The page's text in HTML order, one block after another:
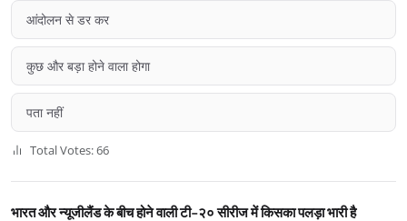
आंदोलन से डर कर
कुछ और बड़ा होने वाला होगा
पता नहीं
Total Votes: 66
भारत और न्यूजीलैंड के बीच होने वाली टी-२० सीरीज में किसका पलड़ा भारी है